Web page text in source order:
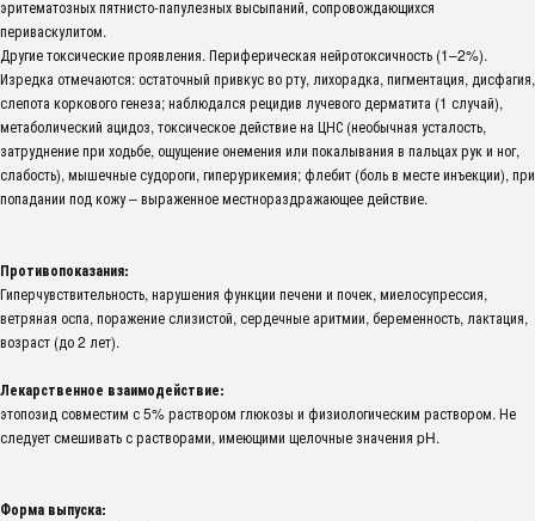
эритематозных пятнисто-папулезных высыпаний, сопровождающихся
периваскулитом.
Другие токсические проявления. Периферическая нейротоксичность (1–2%).
Изредка отмечаются: остаточный привкус во рту, лихорадка, пигментация, дисфагия,
слепота коркового генеза; наблюдался рецидив лучевого дерматита (1 случай),
метаболический ацидоз, токсическое действие на ЦНС (необычная усталость,
затруднение при ходьбе, ощущение онемения или покалывания в пальцах рук и ног,
слабость), мышечные судороги, гиперурикемия; флебит (боль в месте инъекции), при
попадании под кожу – выраженное местнораздражающее действие.
Противопоказания:
Гиперчувствительность, нарушения функции печени и почек, миелосупрессия,
ветряная оспа, поражение слизистой, сердечные аритмии, беременность, лактация,
возраст (до 2 лет).
Лекарственное взаимодействие:
этопозид совместим с 5% раствором глюкозы и физиологическим раствором. Не
следует смешивать с растворами, имеющими щелочные значения pH.
Форма выпуска: